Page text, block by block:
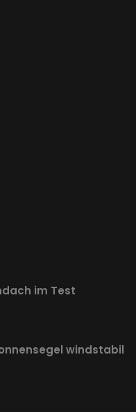
im Test
windstabil